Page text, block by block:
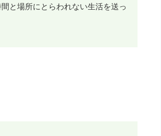
と場所にとらわれない生活を送っ